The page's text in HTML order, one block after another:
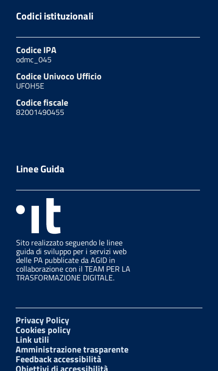
Codici istituzionali
Codice IPA
odmc_045
Codice Univoco Ufficio
UFOH5E
Codice fiscale
82001490455
Linee Guida
Sito realizzato seguendo le linee
guida di sviluppo per i servizi web
delle PA pubblicate da AGID in
collaborazione con il TEAM PER LA
TRASFORMAZIONE DIGITALE.
Privacy Policy
Cookies policy
Link utili
Amministrazione trasparente
Feedback accessibilità